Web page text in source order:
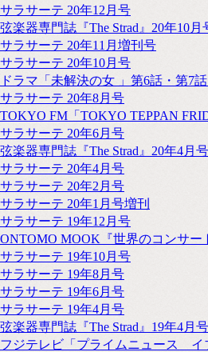
サラサーテ 20年12月号
弦楽器専門誌『The Strad』20年10月
サラサーテ 20年11月増刊号
サラサーテ 20年10月号
ドラマ「未解決の女 」第6話・第7
サラサーテ 20年8月号
TOKYO FM「TOKYO TEPPAN
サラサーテ 20年6月号
弦楽器専門誌『The Strad』20年4月号
サラサーテ 20年4月号
サラサーテ 20年2月号
サラサーテ 20年1月号増刊
サラサーテ 19年12月号
ONTOMO MOOK『世界のコンサー
サラサーテ 19年10月号
サラサーテ 19年8月号
サラサーテ 19年6月号
サラサーテ 19年4月号
弦楽器専門誌『The Strad』19年4月号
フジテレビ「プライムニュース イ